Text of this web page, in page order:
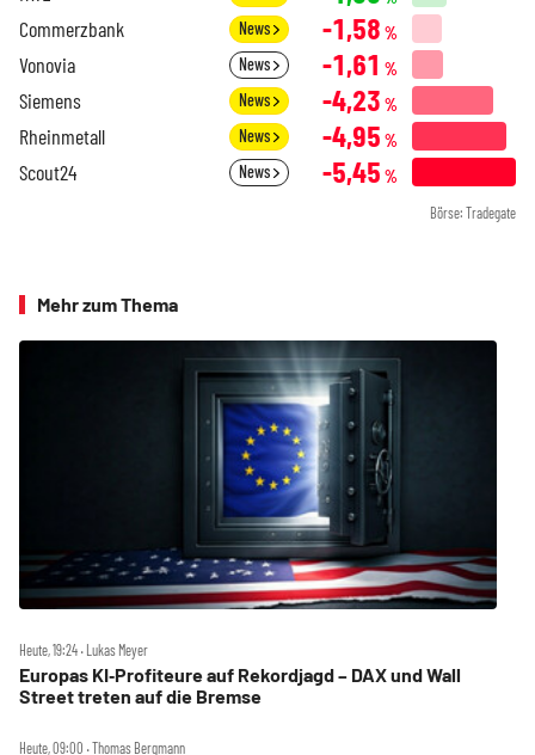
Commerzbank News -1,58 %
Vonovia News -1,61 %
Siemens News -4,23 %
Rheinmetall News -4,95 %
Scout24 News -5,45 %
Börse: Tradegate
Mehr zum Thema
Heute, 19:24 ‧ Lukas Meyer
Europas KI‑Profiteure auf Rekordjagd – DAX und Wall
Street treten auf die Bremse
Heute, 09:00 ‧ Thomas Bergmann